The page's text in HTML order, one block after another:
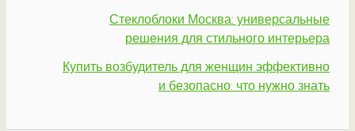
Стеклоблоки Москва: универсальные
решения для стильного интерьера
Купить возбудитель для женщин эффективно
и безопасно: что нужно знать